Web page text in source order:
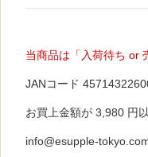
当商品は「入荷待ち or
JANコード
お買上金額が 3,980 円
info@esupple-